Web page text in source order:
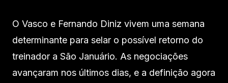
O Vasco e Fernando Diniz vivem uma semana
determinante para selar o possível retorno do
treinador a São Januário. As negociações
avançaram nos últimos dias, e a definição agora